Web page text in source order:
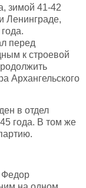
зимой 41-42
Ленинграде,
перед
к строевой
Архангельского
в отдел
года. В том же
Федор